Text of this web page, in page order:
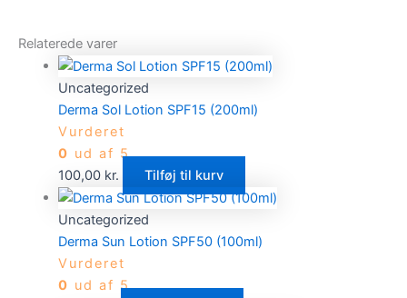
Relaterede varer
Uncategorized
Derma Sol Lotion SPF15 (200ml)
Vurderet
0 ud af 5
100,00 kr. Tilføj til kurv
Uncategorized
Derma Sun Lotion SPF50 (100ml)
Vurderet
0 ud af 5